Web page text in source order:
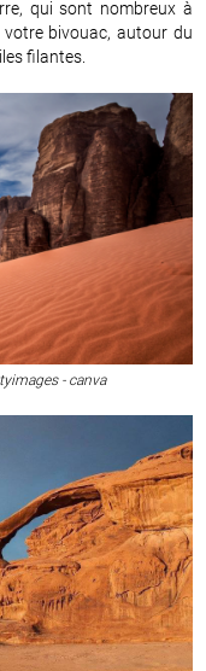
qui sont nombreux à
bivouac, autour du
filantes.
- canva